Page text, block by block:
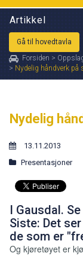
Artikkel
Gå til hovedtavla
Forsiden >
> Nydelig håndverk på
Nydelig
13.11.2013
Presentasjoner
I Gausdal.
Siste: Det
de som er
Og kjøretøyet er